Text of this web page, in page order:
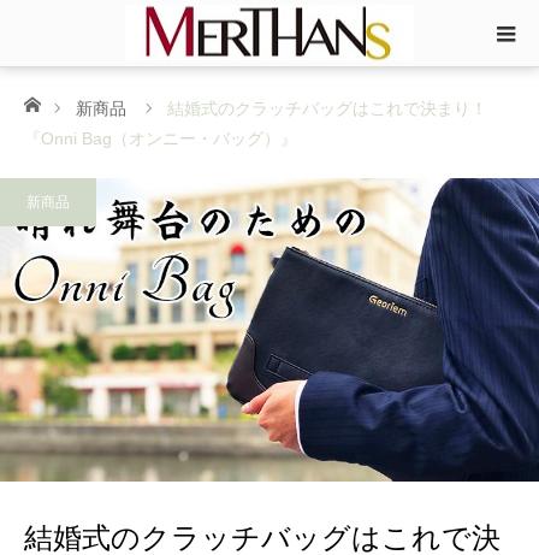
ホーム新商品
結婚式のクラッチバッグはこれで決まり！
『Onni Bag（オンニー・バッグ）』
新商品
結婚式のクラッチバッグはこれで決